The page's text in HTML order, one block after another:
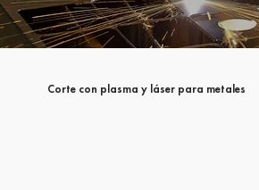
Corte con plasma y láser para metales